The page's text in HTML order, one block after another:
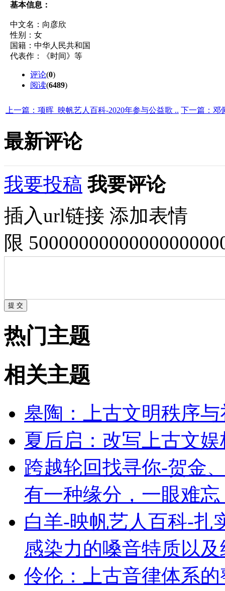
基本信息：
中文名：向彦欣
性别：女
国籍：中华人民共和国
代表作：《时间》等
评论(0)
阅读(6489)
上一篇：项晖_映帆艺人百科-2020年参与公益歌 .. 下一篇：邓
最新评论
我要投稿 我要评论
插入url链接 添加表情
限
热门主题
相关主题
皋陶：上古文明秩序
夏后启：改写上古文
跨越轮回找寻你-贺金
有一种缘分，一眼难
白羊-映帆艺人百科-扎
感染力的嗓音特质以
伶伦：上古音律体系